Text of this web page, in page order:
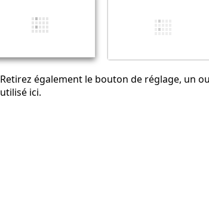
Retirez également le bouton de réglage, un
utilisé ici.